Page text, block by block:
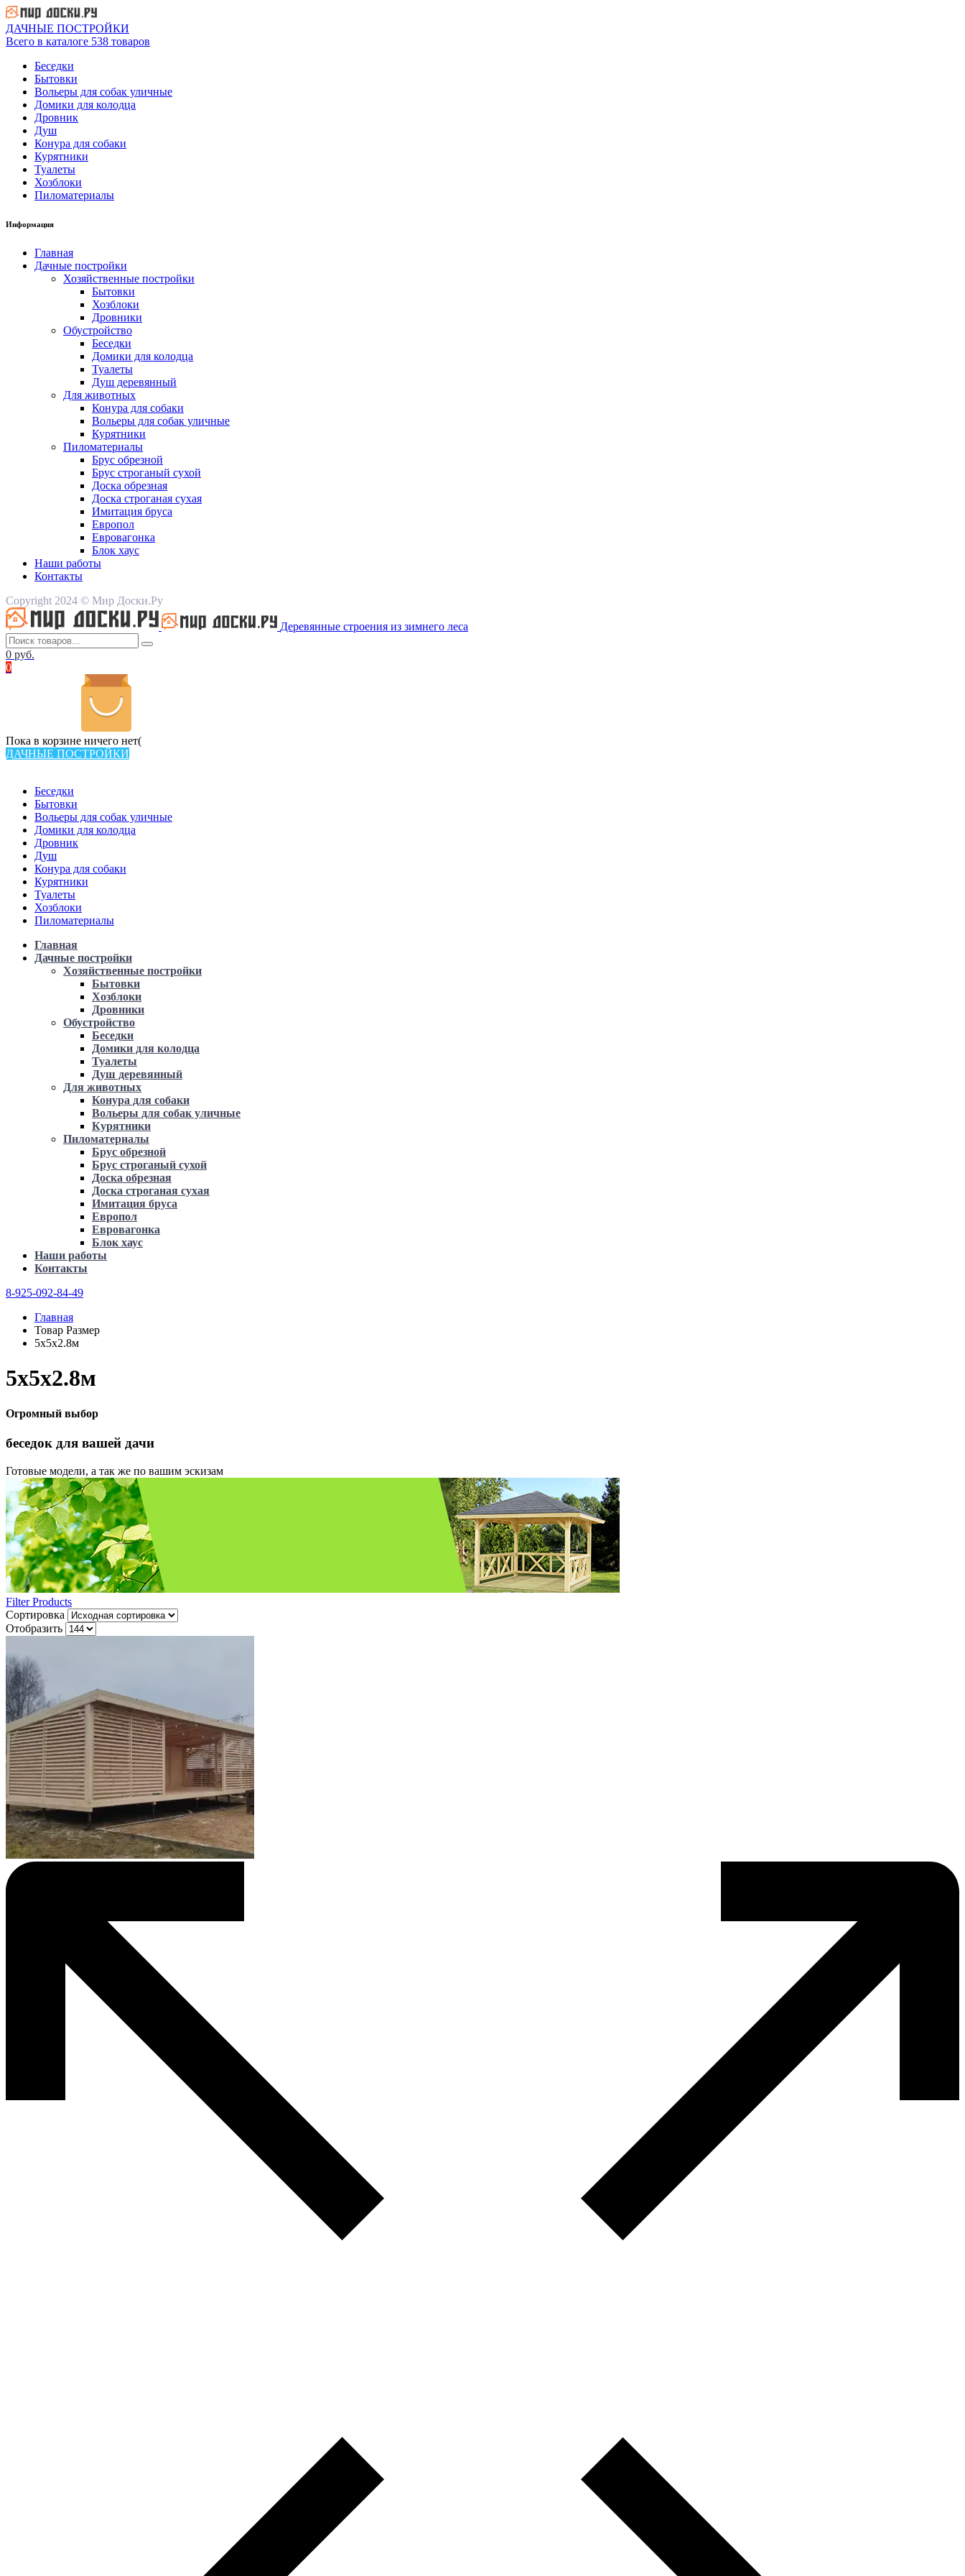
ДАЧНЫЕ ПОСТРОЙКИ
Всего в каталоге 538 товаров
Беседки
Бытовки
Вольеры для собак уличные
Домики для колодца
Дровник
Душ
Конура для собаки
Курятники
Туалеты
Хозблоки
Пиломатериалы
Информация
Главная
Дачные постройки
Хозяйственные постройки
Бытовки
Хозблоки
Дровники
Обустройство
Беседки
Домики для колодца
Туалеты
Душ деревянный
Для животных
Конура для собаки
Вольеры для собак уличные
Курятники
Пиломатериалы
Брус обрезной
Брус строганый сухой
Доска обрезная
Доска строганая сухая
Имитация бруса
Европол
Евровагонка
Блок хаус
Наши работы
Контакты
Copyright 2024 © Мир Доски.Ру
Деревянные строения из зимнего леса
0 руб.
0
Пока в корзине ничего нет(
ДАЧНЫЕ ПОСТРОЙКИ
Беседки
Бытовки
Вольеры для собак уличные
Домики для колодца
Дровник
Душ
Конура для собаки
Курятники
Туалеты
Хозблоки
Пиломатериалы
Главная
Дачные постройки
Хозяйственные постройки
Бытовки
Хозблоки
Дровники
Обустройство
Беседки
Домики для колодца
Туалеты
Душ деревянный
Для животных
Конура для собаки
Вольеры для собак уличные
Курятники
Пиломатериалы
Брус обрезной
Брус строганый сухой
Доска обрезная
Доска строганая сухая
Имитация бруса
Европол
Евровагонка
Блок хаус
Наши работы
Контакты
8-925-092-84-49
Главная
Товар Размер
5х5х2.8м
5х5х2.8м
Огромный выбор
беседок для вашей дачи
Готовые модели, а так же по вашим эскизам
Filter Products
Сортировка
Отобразить